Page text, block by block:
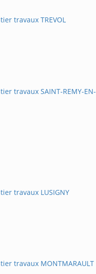
travaux TREVOL
travaux SAINT-REMY-EN-
travaux LUSIGNY
travaux MONTMARAULT